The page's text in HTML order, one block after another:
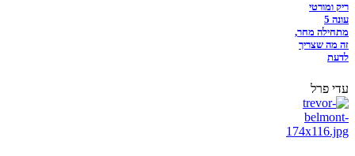
ריק ומורטי
עונה 5
מתחילה מחר,
זה מה שצריך
לדעת
עדי פרל